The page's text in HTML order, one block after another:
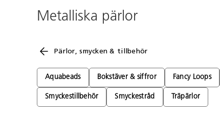
Metalliska pärlor
Pärlor, smycken & tillbehör
Aquabeads Bokstäver & siffror Fancy Loops
Smyckestillbehör Smyckestråd Träpärlor